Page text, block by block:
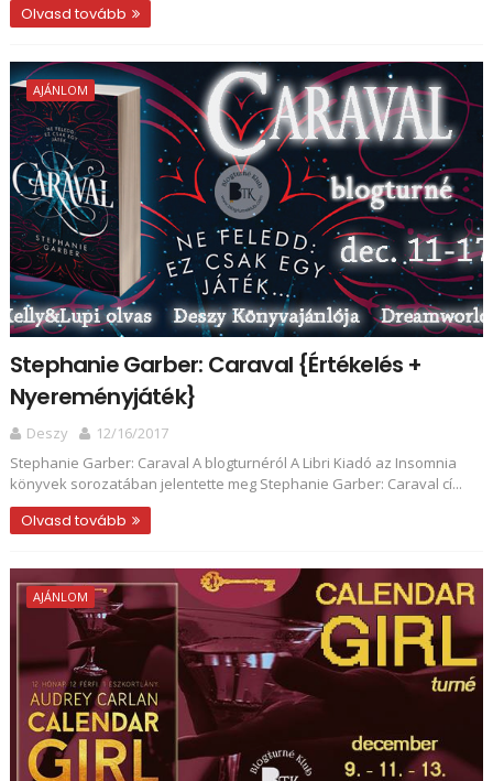
Olvasd tovább
AJÁNLOM
Stephanie Garber: Caraval {Értékelés +
Nyereményjáték}
Deszy
12/16/2017
Stephanie Garber: Caraval A blogturnéról A Libri Kiadó az Insomnia
könyvek sorozatában jelentette meg Stephanie Garber: Caraval cí...
Olvasd tovább
AJÁNLOM